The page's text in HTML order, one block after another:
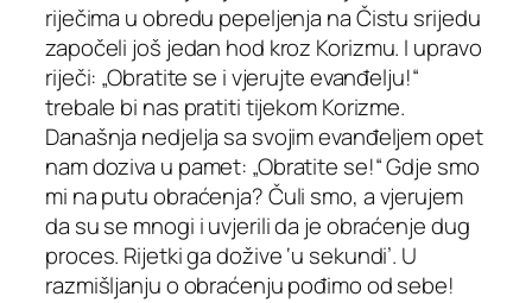
riječima u obredu pepeljenja na Čistu srijedu
započeli još jedan hod kroz Korizmu. I upravo
riječi: „Obratite se i vjerujte evanđelju!“
trebale bi nas pratiti tijekom Korizme.
Današnja nedjelja sa svojim evanđeljem opet
nam doziva u pamet: „Obratite se!“ Gdje smo
mi na putu obraćenja? Čuli smo, a vjerujem
da su se mnogi i uvjerili da je obraćenje dug
proces. Rijetki ga dožive ‘u sekundi’. U
razmišljanju o obraćenju pođimo od sebe!